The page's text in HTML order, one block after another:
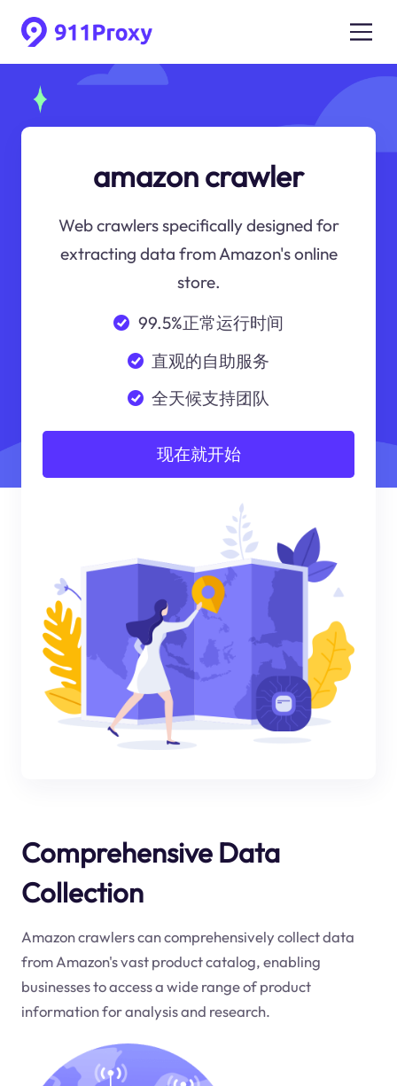
amazon crawler
Web crawlers specifically designed for
extracting data from Amazon's online
store.
99.5%正常运行时间
直观的自助服务
全天候支持团队
现在就开始
Comprehensive Data
Collection
Amazon crawlers can comprehensively collect data
from Amazon's vast product catalog, enabling
businesses to access a wide range of product
information for analysis and research.